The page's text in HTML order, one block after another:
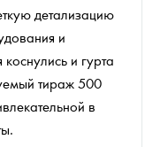
детализацию
и
и гурта
тираж 500
в